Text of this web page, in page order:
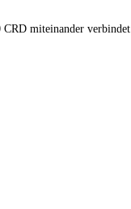
miteinander verbindet.